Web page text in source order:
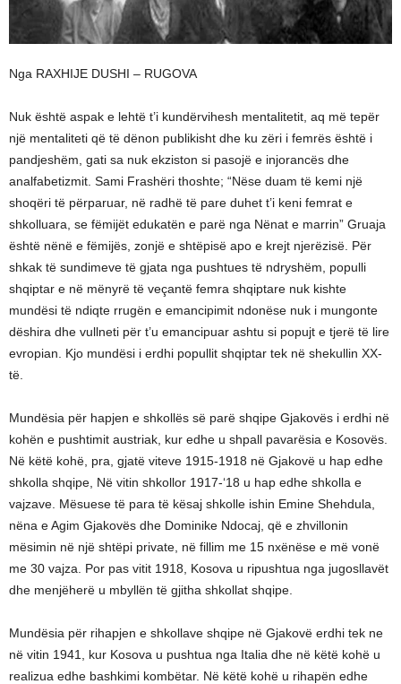
Nga RAXHIJE DUSHI – RUGOVA
Nuk është aspak e lehtë t’i kundërvihesh mentalitetit, aq më tepër
një mentaliteti që të dënon publikisht dhe ku zëri i femrës është i
pandjeshëm, gati sa nuk ekziston si pasojë e injorancës dhe
analfabetizmit. Sami Frashëri thoshte; “Nëse duam të kemi një
shoqëri të përparuar, në radhë të pare duhet t’i keni femrat e
shkolluara, se fëmijët edukatën e parë nga Nënat e marrin” Gruaja
është nënë e fëmijës, zonjë e shtëpisë apo e krejt njerëzisë. Për
shkak të sundimeve të gjata nga pushtues të ndryshëm, populli
shqiptar e në mënyrë të veçantë femra shqiptare nuk kishte
mundësi të ndiqte rrugën e emancipimit ndonëse nuk i mungonte
dëshira dhe vullneti për t’u emancipuar ashtu si popujt e tjerë të lire
evropian. Kjo mundësi i erdhi popullit shqiptar tek në shekullin XX-
të.
Mundësia për hapjen e shkollës së parë shqipe Gjakovës i erdhi në
kohën e pushtimit austriak, kur edhe u shpall pavarësia e Kosovës.
Në këtë kohë, pra, gjatë viteve 1915-1918 në Gjakovë u hap edhe
shkolla shqipe, Në vitin shkollor 1917-‘18 u hap edhe shkolla e
vajzave. Mësuese të para të kësaj shkolle ishin Emine Shehdula,
nëna e Agim Gjakovës dhe Dominike Ndocaj, që e zhvillonin
mësimin në një shtëpi private, në fillim me 15 nxënëse e më vonë
me 30 vajza. Por pas vitit 1918, Kosova u ripushtua nga jugosllavët
dhe menjëherë u mbyllën të gjitha shkollat shqipe.
Mundësia për rihapjen e shkollave shqipe në Gjakovë erdhi tek ne
në vitin 1941, kur Kosova u pushtua nga Italia dhe në këtë kohë u
realizua edhe bashkimi kombëtar. Në këtë kohë u rihapën edhe